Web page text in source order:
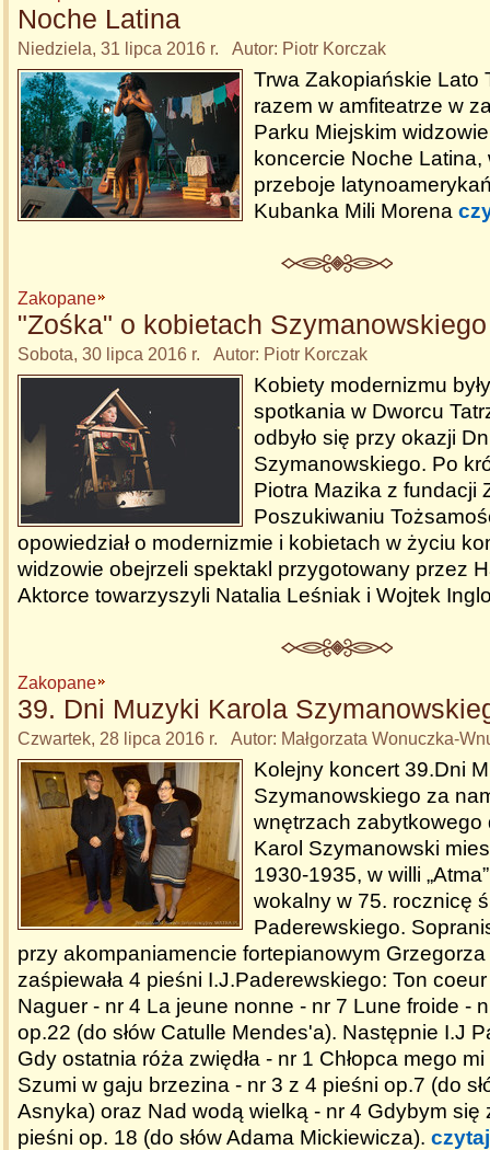
Noche Latina
Niedziela, 31 lipca 2016 r. Autor: Piotr Korczak
Trwa Zakopiańskie Lato
razem w amfiteatrze w
Parku Miejskim
koncercie Noche
przeboje
Kubanka Mili Morena
Zakopane
"Zośka" o kobietach Szymanowskiego
Sobota, 30 lipca 2016 r. Autor: Piotr Korczak
Kobiety modernizmu
spotkania w Dworcu
odbyło się przy okazji
Szymanowskiego. Po
Piotra Mazika z fundacji
Poszukiwaniu
opowiedział o modernizmie i kobietach w życiu
widzowie obejrzeli spektakl przygotowany przez
Aktorce towarzyszyli Natalia Leśniak i Wojtek
Zakopane
39. Dni Muzyki Karola
Czwartek, 28 lipca 2016 r. Autor: Małgorzata Wonuczka-
Kolejny koncert 39.Dni
Szymanowskiego za
wnętrzach zabytkowego
Karol Szymanowski
1930-1935, w willi
wokalny w 75. rocznicę
Paderewskiego.
przy akompaniamencie fortepianowym
zaśpiewała 4 pieśni I.J.Paderewskiego: Ton
Naguer - nr 4 La jeune nonne - nr 7 Lune froide -
op.22 (do słów Catulle Mendes'a). Następnie I.J
Gdy ostatnia róża zwiędła - nr 1 Chłopca mego
Szumi w gaju brzezina - nr 3 z 4 pieśni op.7 (do
Asnyka) oraz Nad wodą wielką - nr 4 Gdybym się
pieśni op. 18 (do słów Adama Mickiewicza).